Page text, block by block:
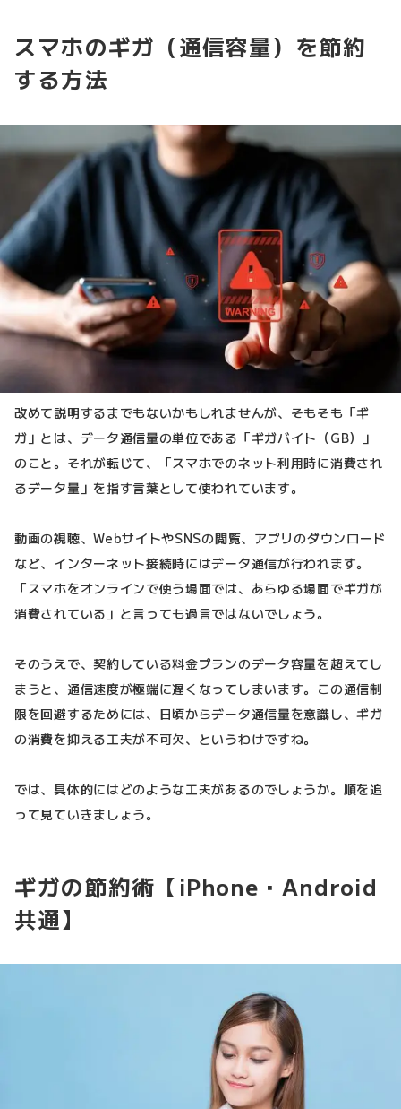
スマホのギガ（通信容量）を節約
する方法
改めて説明するまでもないかもしれませんが、そもそも「ギ
ガ」とは、データ通信量の単位である「ギガバイト（GB）」
のこと。それが転じて、「スマホでのネット利用時に消費され
るデータ量」を指す言葉として使われています。
動画の視聴、WebサイトやSNSの閲覧、アプリのダウンロード
など、インターネット接続時にはデータ通信が行われます。
「スマホをオンラインで使う場面では、あらゆる場面でギガが
消費されている」と言っても過言ではないでしょう。
そのうえで、契約している料金プランのデータ容量を超えてし
まうと、通信速度が極端に遅くなってしまいます。この通信制
限を回避するためには、日頃からデータ通信量を意識し、ギガ
の消費を抑える工夫が不可欠、というわけですね。
では、具体的にはどのような工夫があるのでしょうか。順を追
って見ていきましょう。
ギガの節約術【iPhone・Android
共通】